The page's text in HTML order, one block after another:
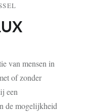
van mensen in
of zonder
een
de mogelijkheid